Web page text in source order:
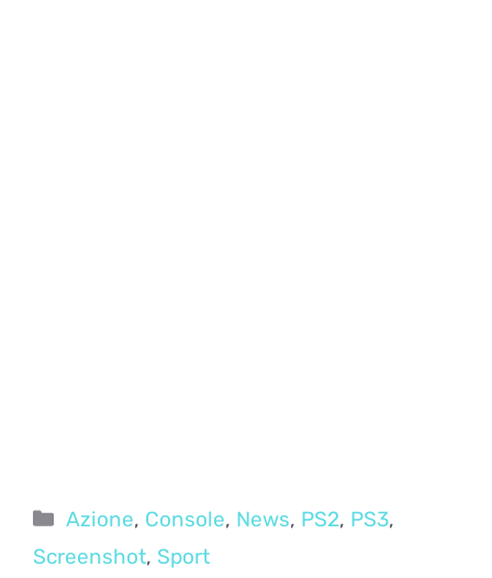
Categorie
Azione, Console, News, PS2, PS3,
Screenshot, Sport